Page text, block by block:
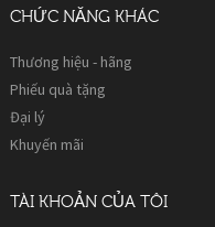
CHỨC NĂNG KHÁC
Thương hiệu - hãng
Phiếu quà tặng
Đại lý
Khuyến mãi
TÀI KHOẢN CỦA TÔI